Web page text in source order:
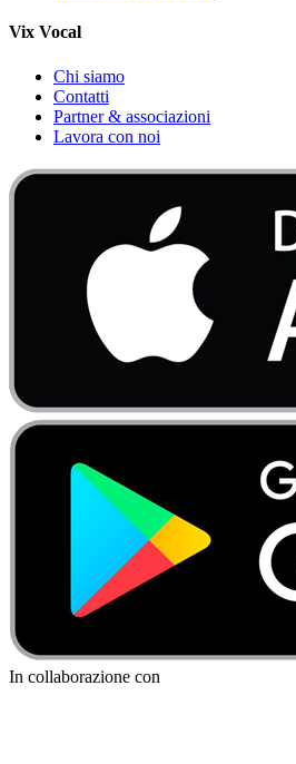
Vix Vocal
Chi siamo
Contatti
Partner & associazioni
Lavora con noi
In collaborazione con